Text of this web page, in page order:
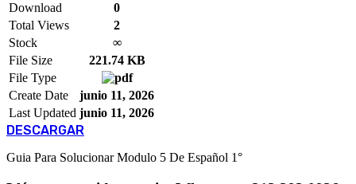
Download
0
Total Views
2
Stock
∞
File Size
221.74 KB
File Type
Create Date
junio 11, 2026
Last Updated junio 11, 2026
DESCARGAR
Guia Para Solucionar Modulo 5 De Español 1°